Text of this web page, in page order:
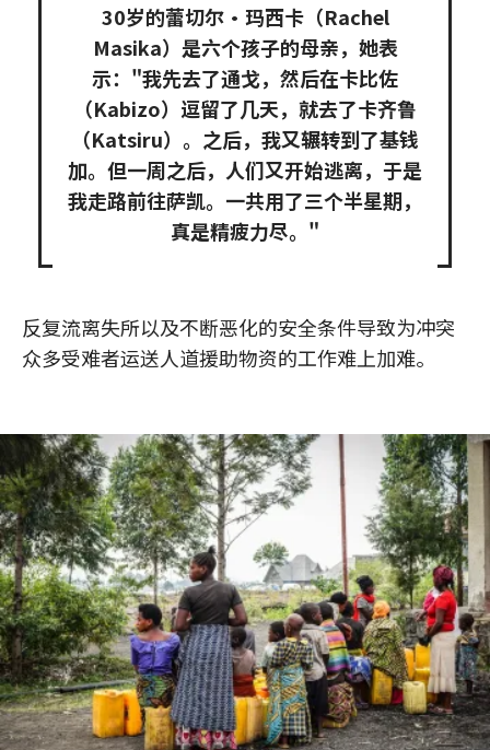
30岁的蕾切尔·玛西卡（Rachel
Masika）是六个孩子的母亲，她表
示："我先去了通戈，然后在卡比佐
（Kabizo）逗留了几天，就去了卡齐鲁
（Katsiru）。之后，我又辗转到了基钱
加。但一周之后，人们又开始逃离，于是
我走路前往萨凯。一共用了三个半星期，
真是精疲力尽。"
反复流离失所以及不断恶化的安全条件导致为冲突
众多受难者运送人道援助物资的工作难上加难。